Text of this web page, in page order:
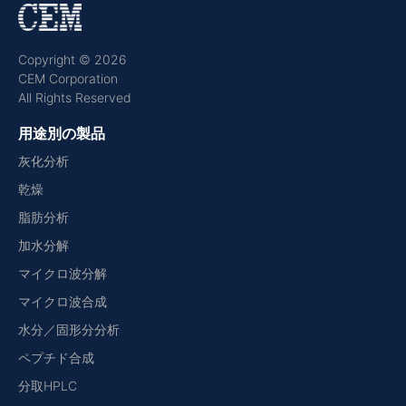
Copyright © 2026
CEM Corporation
All Rights Reserved
用途別の製品
灰化分析
乾燥
脂肪分析
加水分解
マイクロ波分解
マイクロ波合成
水分／固形分分析
ペプチド合成
分取HPLC